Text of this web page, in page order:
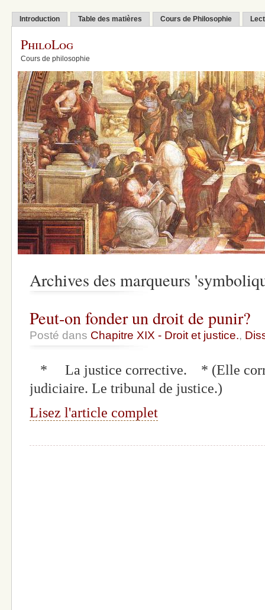
Introduction Table des matières Cours de Philosophie
PhiloLog
Cours de philosophie
Archives des marqueurs
Peut-on fonder un droit de punir?
Posté dans Chapitre XIX - Droit et justice.,
* La justice corrective. * (Elle
judiciaire. Le tribunal de justice.)
Lisez l'article complet